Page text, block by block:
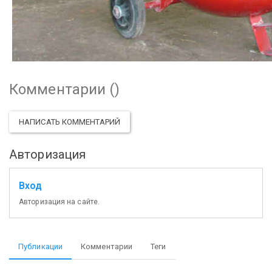
Комментарии ()
НАПИСАТЬ КОММЕНТАРИЙ
Авторизация
Вход
Авторизация на сайте.
Публикации Комментарии Теги